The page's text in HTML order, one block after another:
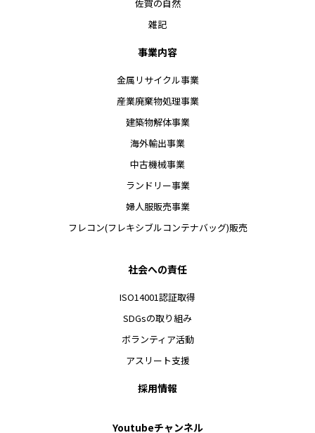
佐賀の自然
雑記
事業内容
金属リサイクル事業
産業廃棄物処理事業
建築物解体事業
海外輸出事業
中古機械事業
ランドリー事業
婦人服販売事業
フレコン(フレキシブルコンテナバッグ)販売
社会への責任
ISO14001認証取得
SDGsの取り組み
ボランティア活動
アスリート支援
採用情報
Youtubeチャンネル